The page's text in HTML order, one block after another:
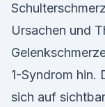
Ursachen und
1-Syndrom hin.
sich auf